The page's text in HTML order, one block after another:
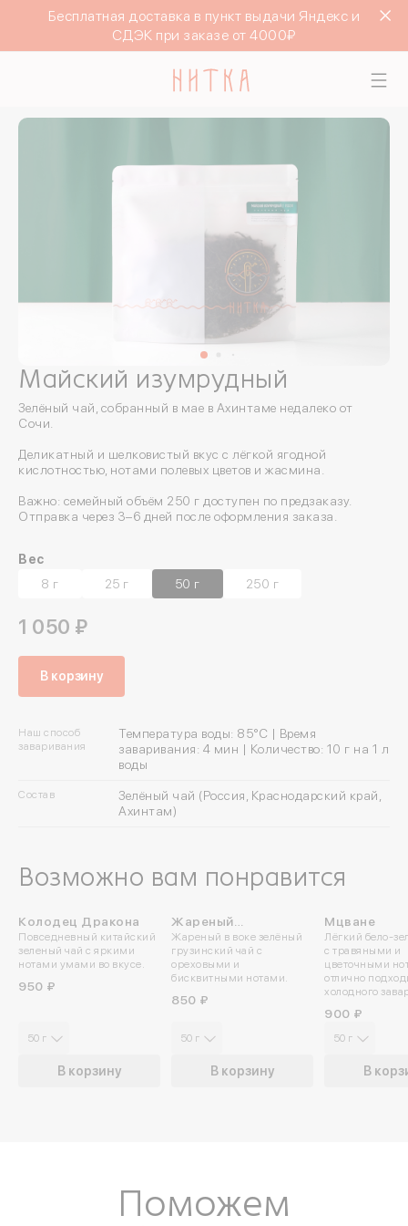
Бесплатная доставка в пункт выдачи Яндекс и
СДЭК при заказе от 4000₽
Майский изумрудный
Зелёный чай, собранный в мае в Ахинтаме недалеко от
Сочи.
Деликатный и шелковистый вкус с лёгкой ягодной
кислотностью, нотами полевых цветов и жасмина.
Важно: семейный объём 250 г доступен по предзаказу.
Отправка через 3–6 дней после оформления заказа.
Вес
8 г
25 г 50 г 250 г
1 050 ₽
В корзину
Наш способ
заваривания
Температура воды: 85°C | Время
заваривания: 4 мин | Количество: 10 г на 1 л
воды
Состав
Зелёный чай (Россия, Краснодарский край,
Ахинтам)
Возможно вам понравится
Колодец Дракона
Повседневный китайский
зеленый чай с яркими
нотами умами во вкусе.
950 ₽
В корзину
50 г
Жареный
Озургетский
Жареный в воке зелёный
грузинский чай с
ореховыми и
бисквитными нотами.
850 ₽
В корзину
50 г
ПРОБУЙТЕ
Мцване
Лёгкий бело-
с травяными и
цветочными
отлично
холодного
900 ₽
В
50 г
Поможем